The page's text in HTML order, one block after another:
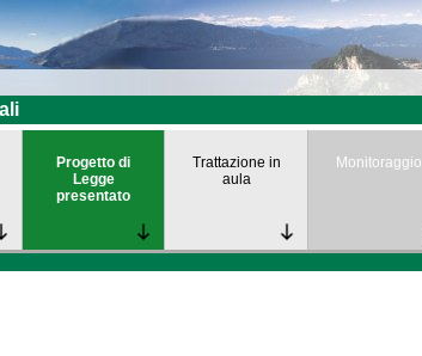
Progetto di
Legge
presentato
Trattazione in
aula
Monitoraggio